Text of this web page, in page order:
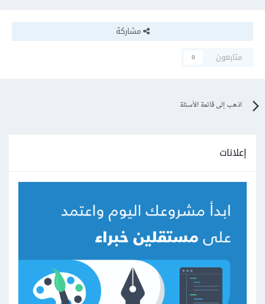
مشاركة
متابعون
0
اذهب إلى قائمة الأسئلة
إعلانات